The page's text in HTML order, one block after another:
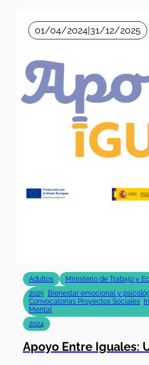
01/04/2024 31/12/2025
Adultos
Ministerio de Trabajo y
2025, Bienestar emocional y
Convocatorias Proyectos Sociales,
Mental
2024
Apoyo Entre Iguales: